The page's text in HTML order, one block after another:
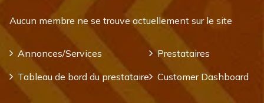
Aucun membre ne se trouve actuellement sur le site
Annonces/Services
Prestataires
Tableau de bord du prestataire
Customer Dashboard